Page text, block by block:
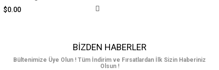
$0.00
BIZDEN HABERLER
Bültenimize Üye Olun ! Tüm İndirim ve Fırsatlardan İlk Sizin Haberiniz
Olsun !